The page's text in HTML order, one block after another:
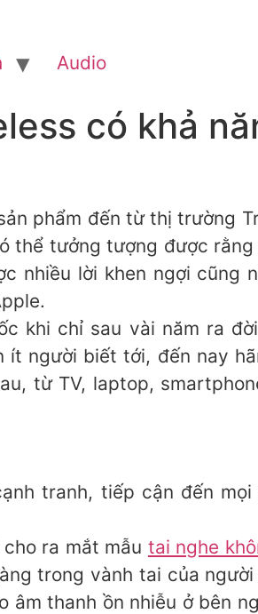
Audio
có khả
phẩm đến từ thị trường
thể tưởng tượng được
nhiều lời khen ngợi cũng
khi chỉ sau vài năm ra
người biết tới, đến nay
từ TV, laptop,
tranh, tiếp cận đến mọi
ra mắt mẫu tai nghe
trong vành tai của
thanh ồn nhiễu ở bên